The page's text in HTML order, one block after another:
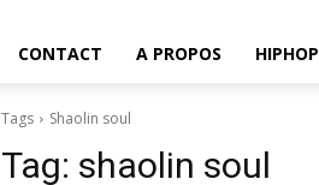
CONTACT A PROPOS HIPHOP
Tags Shaolin soul
Tag: shaolin soul